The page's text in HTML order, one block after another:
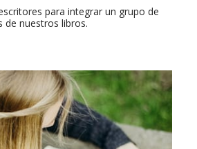
para integrar un grupo de
de nuestros libros.